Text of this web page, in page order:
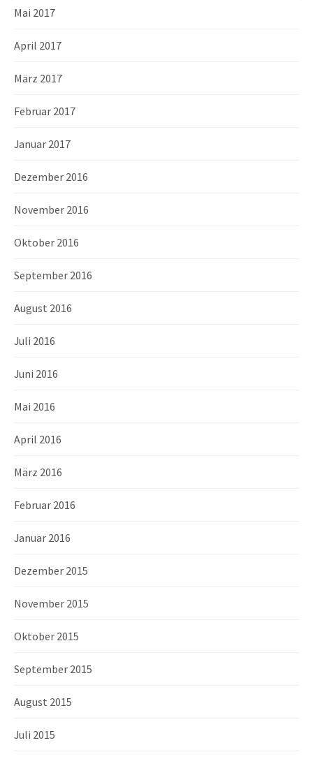
Mai 2017
April 2017
März 2017
Februar 2017
Januar 2017
Dezember 2016
November 2016
Oktober 2016
September 2016
August 2016
Juli 2016
Juni 2016
Mai 2016
April 2016
März 2016
Februar 2016
Januar 2016
Dezember 2015
November 2015
Oktober 2015
September 2015
August 2015
Juli 2015